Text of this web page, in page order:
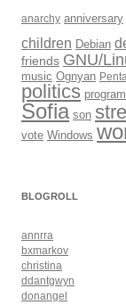
anarchy anniversary
children Debian
friends GNU/
music Ognyan
politics
Sofia son
vote Windows
BLOGROLL
annrra
bxmarkov
christina
ddantgwyn
donangel